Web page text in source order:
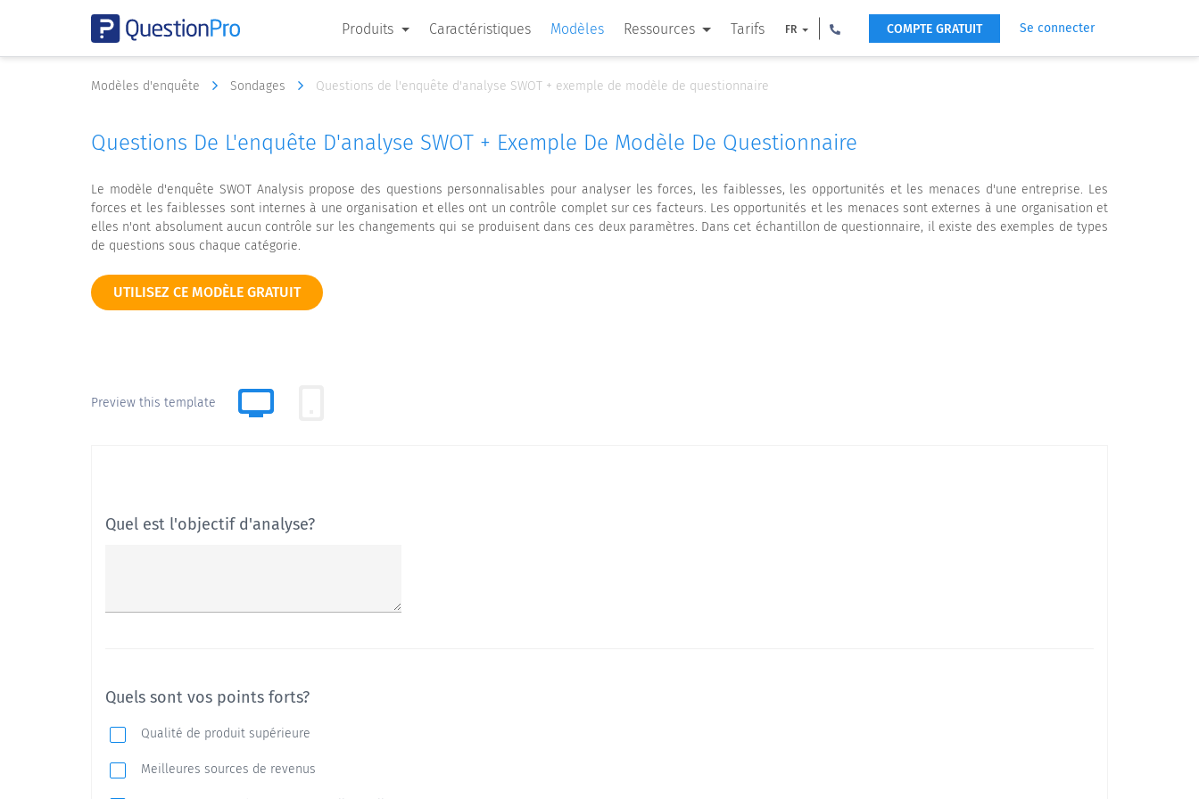
Produits Caractéristiques Modèles Ressources Tarifs FR COMPTE GRATUIT Se connecter
Modèles d'enquête Sondages Questions de l'enquête d'analyse SWOT + exemple de modèle de questionnaire
Questions De L'enquête D'analyse SWOT + Exemple De Modèle De Questionnaire
Le modèle d'enquête SWOT Analysis propose des questions personnalisables pour analyser les forces, les faiblesses, les opportunités et les menaces d'une entreprise. Les
forces et les faiblesses sont internes à une organisation et elles ont un contrôle complet sur ces facteurs. Les opportunités et les menaces sont externes à une organisation et
elles n'ont absolument aucun contrôle sur les changements qui se produisent dans ces deux paramètres. Dans cet échantillon de questionnaire, il existe des exemples de types
de questions sous chaque catégorie.
UTILISEZ CE MODÈLE GRATUIT
Preview this template
Quel est l'objectif d'analyse?
Quels sont vos points forts?
Qualité de produit supérieure
Meilleures sources de revenus